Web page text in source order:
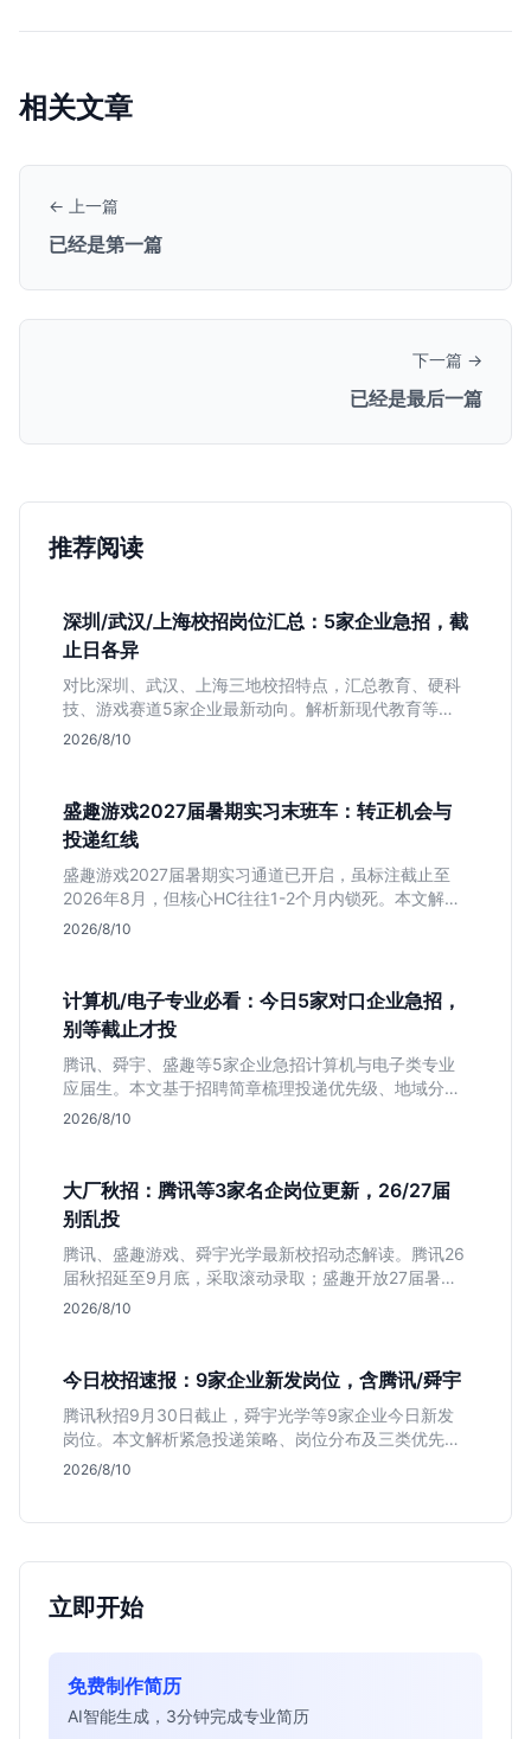
相关文章
← 上一篇
已经是第一篇
下一篇 →
已经是最后一篇
推荐阅读
深圳/武汉/上海校招岗位汇总：5家企业急招，截
止日各异
对比深圳、武汉、上海三地校招特点，汇总教育、硬科
技、游戏赛道5家企业最新动向。解析新现代教育等公
司网申截止时间与专业限制，帮你快速决定投递优先
2026/8/10
盛趣游戏2027届暑期实习末班车：转正机会与
投递红线
盛趣游戏2027届暑期实习通道已开启，虽标注截止至
2026年8月，但核心HC往往1-2个月内锁死。本文解析
游戏大厂“招满即止”的招聘逻辑，提醒同学避开时间陷
2026/8/10
计算机/电子专业必看：今日5家对口企业急招，
别等截止才投
腾讯、舜宇、盛趣等5家企业急招计算机与电子类专业
应届生。本文基于招聘简章梳理投递优先级、地域分布
及截止时间，助你快速决策。
2026/8/10
大厂秋招：腾讯等3家名企岗位更新，26/27届
别乱投
腾讯、盛趣游戏、舜宇光学最新校招动态解读。腾讯26
届秋招延至9月底，采取滚动录取；盛趣开放27届暑期
实习；舜宇光学聚焦硬件制造。本文分析三家企业时间
2026/8/10
今日校招速报：9家企业新发岗位，含腾讯/舜宇
腾讯秋招9月30日截止，舜宇光学等9家企业今日新发
岗位。本文解析紧急投递策略、岗位分布及三类优先人
群，助你快速决策。
2026/8/10
立即开始
免费制作简历
AI智能生成，3分钟完成专业简历